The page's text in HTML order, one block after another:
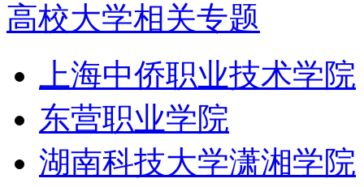
高校大学相关专题
上海中侨职业技术学院
东营职业学院
湖南科技大学潇湘学院